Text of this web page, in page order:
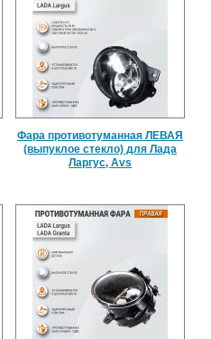
Фара противотуманная ЛЕВАЯ
(выпуклое стекло) для Лада
Ларгус, Avs